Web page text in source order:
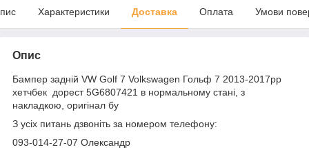
Характеристики Доставка Оплата Умови
Опис
Бампер задній VW Golf 7 Volkswagen Гольф 7 2013-2017рр
хетчбек дорест 5G6807421 в нормальному стані, з
накладкою, оригінал бу
З усіх питань дзвоніть за номером телефону:
093-014-27-07 Олександр